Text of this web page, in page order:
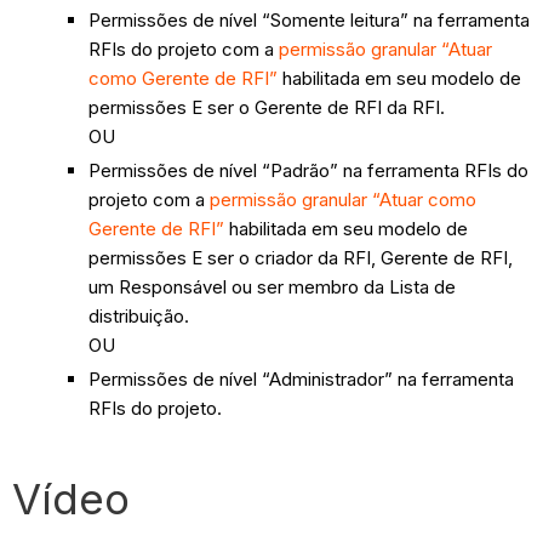
Permissões de nível “Somente leitura” na ferramenta
RFIs do projeto com apermissão granular “Atuar
como Gerente de RFI” habilitada em seu modelo de
permissões E ser o Gerente de RFI da RFI.
OU
Permissões de nível “Padrão” na ferramenta RFIs do
projeto com apermissão granular “Atuar como
Gerente de RFI” habilitada em seu modelo de
permissões E ser o criador da RFI, Gerente de RFI,
um Responsável ou ser membro da Lista de
distribuição.
OU
Permissões de nível “Administrador” na ferramenta
RFIs do projeto.
Vídeo